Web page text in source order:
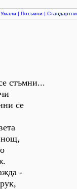
Умали | Потъмни | Стандартни
стъмни...
се
нощ,
-